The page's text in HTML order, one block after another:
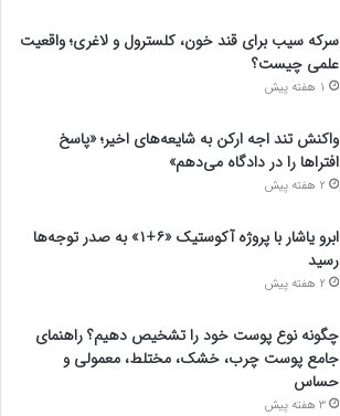
سرکه سیب برای قند خون، کلسترول و لاغری؛ واقعیت
علمی چیست؟
1 هفته پیش
واکنش تند اجه ارکن به شایعه‌های اخیر؛ «پاسخ
افتراها را در دادگاه می‌دهم»
2 هفته پیش
ابرو یاشار با پروژه آکوستیک «۶+۱» به صدر توجه‌ها
رسید
2 هفته پیش
چگونه نوع پوست خود را تشخیص دهیم؟ راهنمای
جامع پوست چرب، خشک، مختلط، معمولی و
حساس
3 هفته پیش